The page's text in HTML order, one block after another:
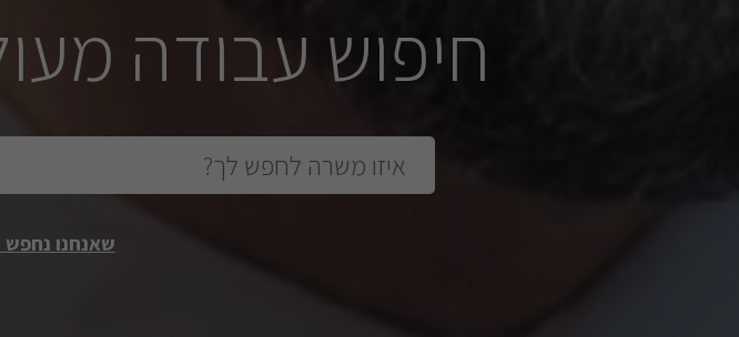
חיפוש עבודה
שאנחנו